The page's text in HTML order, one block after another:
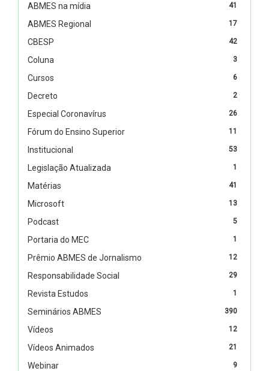
41
ABMES na mídia
17
ABMES Regional
42
CBESP
3
Coluna
6
Cursos
2
Decreto
26
Especial Coronavírus
11
Fórum do Ensino Superior
53
Institucional
1
Legislação Atualizada
41
Matérias
13
Microsoft
5
Podcast
1
Portaria do MEC
12
Prêmio ABMES de Jornalismo
29
Responsabilidade Social
1
Revista Estudos
390
Seminários ABMES
12
Vídeos
21
Vídeos Animados
9
Webinar